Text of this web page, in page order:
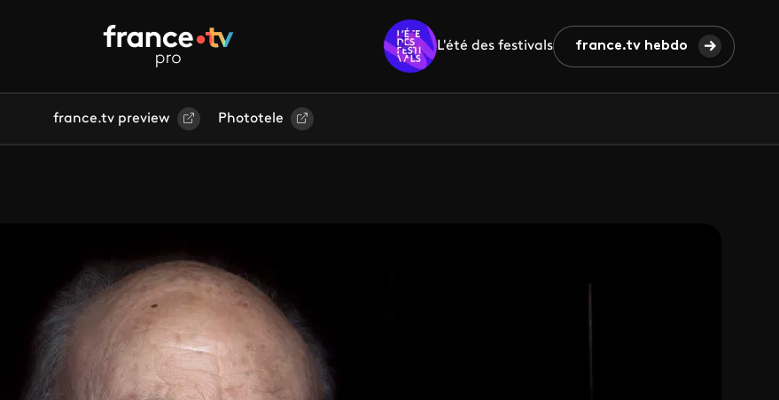
L'été des festivals france.tv hebdo
france.tv preview Phototele